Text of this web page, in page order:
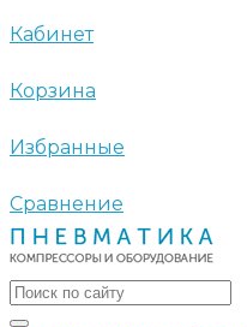
Кабинет
Корзина
Избранные
Сравнение